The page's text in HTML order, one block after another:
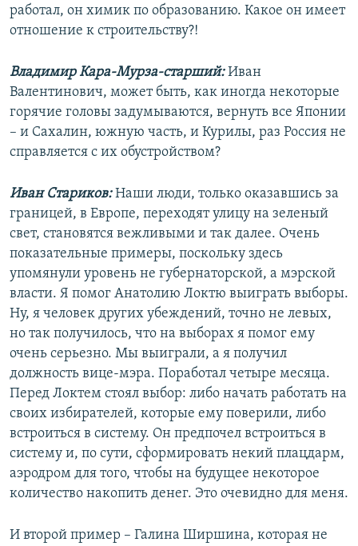
работал, он химик по образованию. Какое он имеет
отношение к строительству?!
Владимир Кара-Мурза-старший:Иван
Валентинович, может быть, как иногда некоторые
горячие головы задумываются, вернуть все Японии
– и Сахалин, южную часть, и Курилы, раз Россия не
справляется с их обустройством?
Иван Стариков:Наши люди, только оказавшись за
границей, в Европе, переходят улицу на зеленый
свет, становятся вежливыми и так далее. Очень
показательные примеры, поскольку здесь
упомянули уровень не губернаторской, а мэрской
власти. Я помог Анатолию Локтю выиграть выборы.
Ну, я человек других убеждений, точно не левых,
но так получилось, что на выборах я помог ему
очень серьезно. Мы выиграли, а я получил
должность вице-мэра. Поработал четыре месяца.
Перед Локтем стоял выбор: либо начать работать на
своих избирателей, которые ему поверили, либо
встроиться в систему. Он предпочел встроиться в
систему и, по сути, сформировать некий плацдарм,
аэродром для того, чтобы на будущее некоторое
количество накопить денег. Это очевидно для меня.
И второй пример – Галина Ширшина, которая не